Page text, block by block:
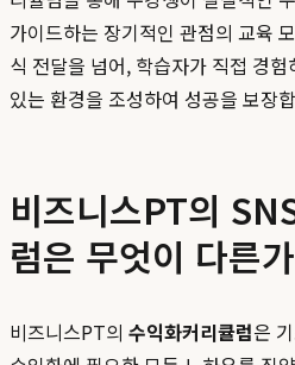
가이드하는 장기적인 관점의 교육
식 전달을 넘어, 학습자가 직접 경
있는 환경을 조성하여 성공을 보장
비즈니스PT의
럼은 무엇이 다른
비즈니스PT의 수익화커리큘럼은